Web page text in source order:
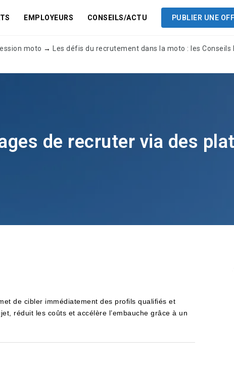
EMPLOYEURS CONSEILS/ACTU PUBLIER UNE
moto → Les défis du recrutement dans la moto : les Conseils
de recruter via des
de cibler immédiatement des profils qualifiés et
réduit les coûts et accélère l’embauche grâce à un